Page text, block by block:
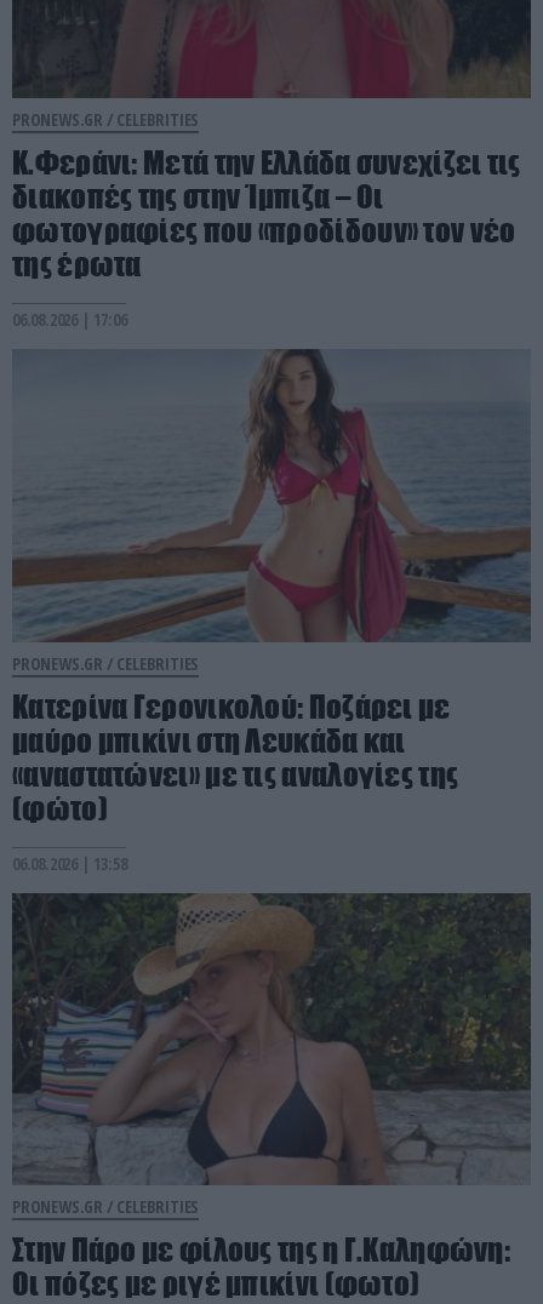
PRONEWS.GR / CELEBRITIES
Κ.Φεράνι: Μετά την Ελλάδα συνεχίζει τις
διακοπές της στην Ίμπιζα – Οι
φωτογραφίες που «προδίδουν» τον νέο
της έρωτα
06.08.2026 | 17:06
PRONEWS.GR / CELEBRITIES
Κατερίνα Γερονικολού: Ποζάρει με
μαύρο μπικίνι στη Λευκάδα και
«αναστατώνει» με τις αναλογίες της
(φώτο)
06.08.2026 | 13:58
PRONEWS.GR / CELEBRITIES
Στην Πάρο με φίλους της η Γ.Καληφώνη:
Οι πόζες με ριγέ μπικίνι (φωτο)